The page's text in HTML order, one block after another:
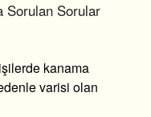
Sorulan Sorular
kanama
varisi olan